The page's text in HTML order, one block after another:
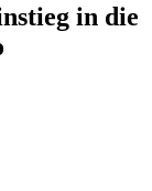
in die